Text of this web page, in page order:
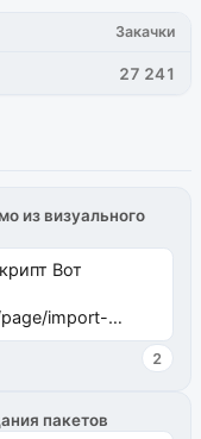
Закачки
27 241
из визуального
Вот
import-
2
пакетов